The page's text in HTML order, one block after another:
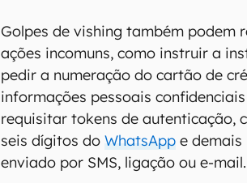
Golpes de vishing também podem
ações incomuns, como instruir a
pedir a numeração do cartão de
informações pessoais
requisitar tokens de autenticação,
seis dígitos doWhatsApp e demais
enviado por SMS, ligação ou e-mail.